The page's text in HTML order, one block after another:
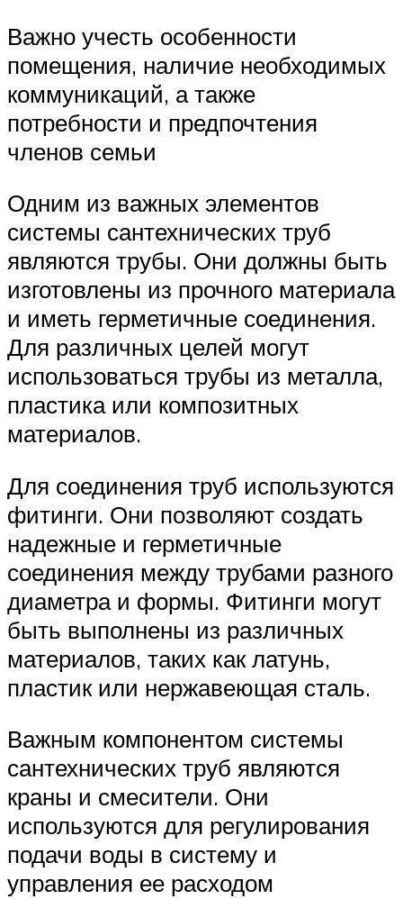
Важно учесть особенности
помещения, наличие необходимых
коммуникаций, а также
потребности и предпочтения
членов семьи
Одним из важных элементов
системы сантехнических труб
являются трубы. Они должны быть
изготовлены из прочного материала
и иметь герметичные соединения.
Для различных целей могут
использоваться трубы из металла,
пластика или композитных
материалов.
Для соединения труб используются
фитинги. Они позволяют создать
надежные и герметичные
соединения между трубами разного
диаметра и формы. Фитинги могут
быть выполнены из различных
материалов, таких как латунь,
пластик или нержавеющая сталь.
Важным компонентом системы
сантехнических труб являются
краны и смесители. Они
используются для регулирования
подачи воды в систему и
управления ее расходом